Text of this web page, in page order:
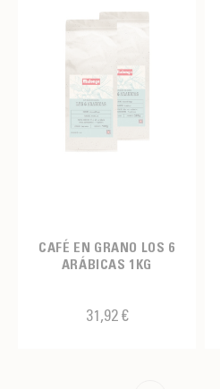
CAFÉ EN GRANO LOS 6
ARÁBICAS 1KG
31,92 €